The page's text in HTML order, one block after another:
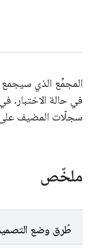
المجمِّع الذي
في حالة الاختبار.
سجلّات المضيف على
ملخّص
طُرق وضع